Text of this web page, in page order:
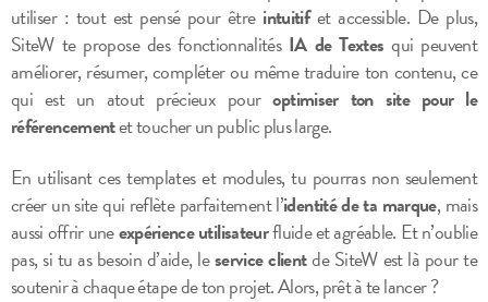
utiliser : tout est pensé pour être intuitifet accessible. De plus,
SiteW te propose des fonctionnalités IA de Textes qui peuvent
améliorer, résumer, compléter ou même traduire ton contenu, ce
qui est un atout précieux pouroptimiser ton site pour le
référencementet toucher un public plus large.
En utilisant ces templates et modules, tu pourras non seulement
créer un site qui reflète parfaitement l’identité de ta marque, mais
aussi offrir uneexpérience utilisateurfluide et agréable. Et n’oublie
pas, si tu as besoin d’aide, leservice clientde SiteW est là pour te
soutenir à chaque étape de ton projet. Alors, prêt à te lancer ?